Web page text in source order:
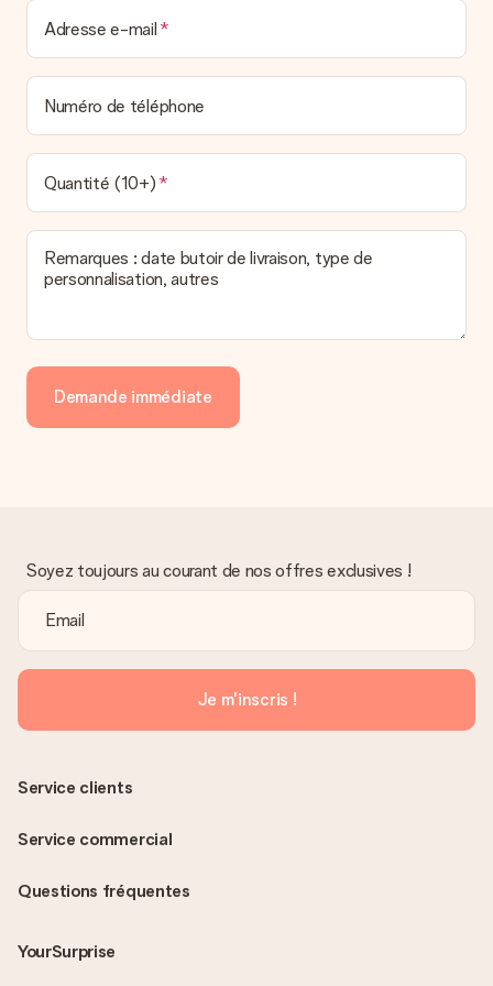
Adresse e-mail
Numéro de téléphone
Quantité (10+)
Remarques : date butoir de livraison, type de
personnalisation, autres
Demande immédiate
Soyez toujours au courant de nos offres exclusives !
Je m'inscris !
Questions fréquentes
YourSurprise
Service clients
Service commercial